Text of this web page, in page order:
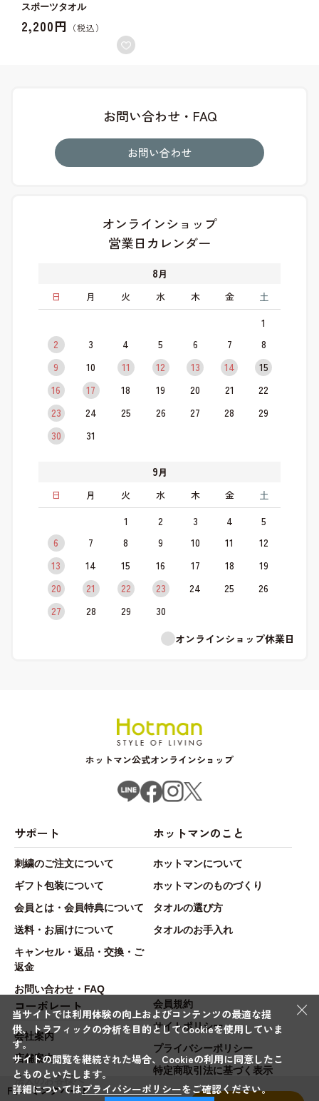
FTハミングバード
スポーツタオル
2,200円
お問い合わせ・FAQ
お問い合わせ
オンラインショップ
営業日カレンダー
8月
日
月 火 水 木 金 土
1
2
3 4 5 6 7
8
9
10 11 12 13 14
15
16
17 18 19 20 21
22
23
24 25 26 27 28
29
30
31
9月
日
月 火 水 木 金 土
1 2 3 4
5
6
7 8 9 10 11
12
13
14 15 16 17 18
19
20
21 22 23 24 25
26
27
28 29
30
オンラインショップ休業日
ホットマン公式オンラインショップ
サポート
刺繍のご注文について
ギフト包装について
会員とは・会員特典について
送料・お届けについて
キャンセル・返品・交換・ご
返金
お問い合わせ・FAQ
ホットマンのこと
ホットマンについて
ホットマンのものづくり
タオルの選び方
タオルのお手入れ
コーポレート
会社案内
店舗案内
法人のお客様へ
会員規約
サイトポリシー
プライバシーポリシー
特定商取引法に基づく表示
×
当サイトでは利用体験の向上およびコンテンツの最適な提
供、トラフィックの分析を目的としてCookieを使用していま
す。
サイトの閲覧を継続された場合、Cookieの利用に同意したこ
とものといたします。
詳細についてはプライバシーポリシーをご確認ください。